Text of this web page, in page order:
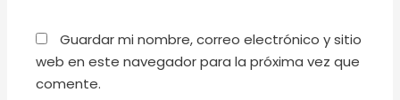
Guardar mi nombre, correo electrónico y sitio
web en este navegador para la próxima vez que
comente.